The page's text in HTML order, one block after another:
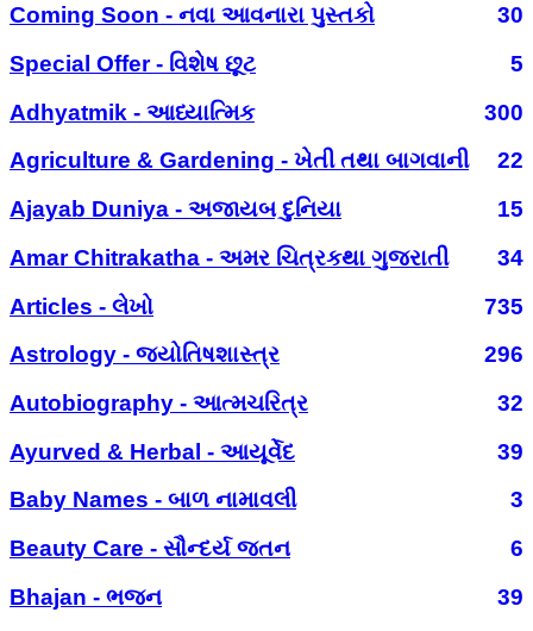
Coming Soon - નવા આવનારા પુસ્તકો
30
Special Offer - વિશેષ છૂટ
5
Adhyatmik - આધ્યાત્મિક
300
Agriculture & Gardening - ખેતી તથા બાગવાની
22
Ajayab Duniya - અજાયબ દુનિયા
15
Amar Chitrakatha - અમર ચિત્રકથા ગુજરાતી
34
Articles - લેખો
735
Astrology - જ્યોતિષશાસ્ત્ર
296
Autobiography - આત્મચરિત્ર
32
Ayurved & Herbal - આયૂર્વેદ
39
Baby Names - બાળ નામાવલી
3
Beauty Care - સૌન્દર્ય જતન
6
Bhajan - ભજન
39